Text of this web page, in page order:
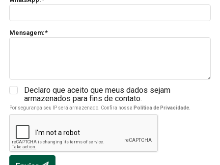
Mensagem:*
Declaro que aceito que meus dados sejam
armazenados para fins de contato.
Por segurança seu IP será armazenado. Confira nossa Política de Privacidade.